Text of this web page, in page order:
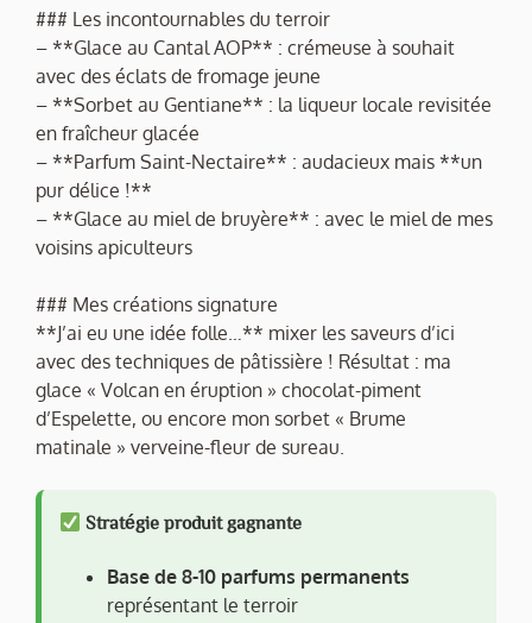
### Les incontournables du terroir
– **Glace au Cantal AOP** : crémeuse à souhait
avec des éclats de fromage jeune
– **Sorbet au Gentiane** : la liqueur locale revisitée
en fraîcheur glacée
– **Parfum Saint-Nectaire** : audacieux mais **un
pur délice !**
– **Glace au miel de bruyère** : avec le miel de mes
voisins apiculteurs
### Mes créations signature
**J’ai eu une idée folle…** mixer les saveurs d’ici
avec des techniques de pâtissière ! Résultat : ma
glace « Volcan en éruption » chocolat-piment
d’Espelette, ou encore mon sorbet « Brume
matinale » verveine-fleur de sureau.
Stratégie produit gagnante
Base de 8-10 parfums permanents
représentant le terroir